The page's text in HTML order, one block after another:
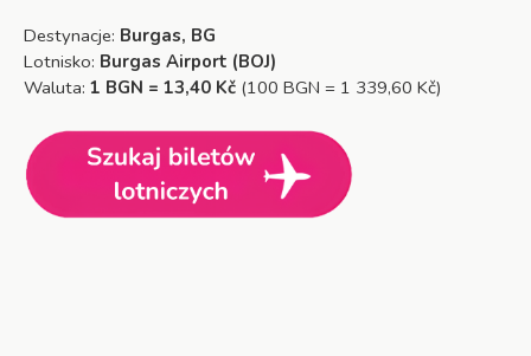
Destynacje: Burgas, BG
Lotnisko: Burgas Airport (BOJ)
Waluta: 1 BGN = 13,40 Kč (100 BGN = 1 339,60 Kč)